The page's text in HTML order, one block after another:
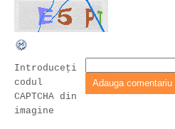
Introduceţi
codul
CAPTCHA din
imagine